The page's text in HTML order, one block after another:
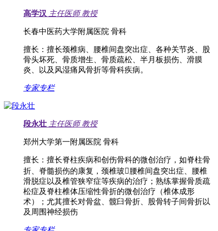
高学汉 主任医师 教授
长春中医药大学附属医院 骨科
擅长： 擅长颈椎病、腰椎间盘突出症、各种关节炎、股
骨头坏死、骨质增生、骨质疏松、半月板损伤、滑膜
炎、以及风湿痛风骨折等骨科疾病。
专家专栏
段永壮 主任医师 教授
郑州大学第一附属医院 骨科
擅长： 擅长脊柱疾病和创伤骨科的微创治疗，如脊柱骨
折、脊髓损伤的康复，颈椎玻腰椎间盘突出症、腰椎
滑脱症以及椎管狭窄症等疾病的治疗；熟练掌握骨质疏
松症及脊柱椎体压缩性骨折的微创治疗（椎体成形
术）；尤其擅长对骨盆、髋臼骨折、股骨转子间骨折以
及周围神经损伤